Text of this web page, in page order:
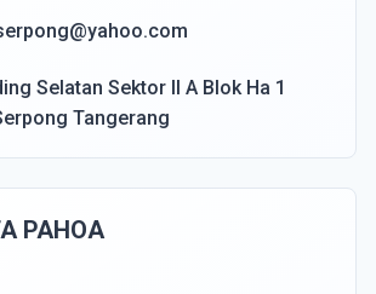
Selatan Sektor II A Blok Ha 1
Tangerang
PAHOA